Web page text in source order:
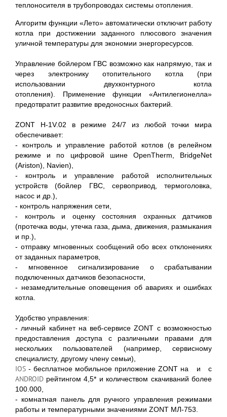
теплоносителя в трубопроводах системы отопления.
Алгоритм функции «Лето» автоматически отключит работу
котла при достижении заданного плюсового значения
уличной температуры для экономии энергоресурсов.
Управление бойлером ГВС возможно как напрямую, так и
через электронику отопительного котла (при
использовании двухконтурного котла
отопления). Применение функции «Антилегионелла»
предотвратит развитие вредоносных бактерий.
ZONT H-1V.02 в режиме 24/7 из любой точки мира
обеспечивает:
- контроль и управление работой котлов (в релейном
режиме и по цифровой шине OpenTherm, BridgeNet
(Ariston), Navien),
- контроль и управление работой исполнительных
устройств (бойлер ГВС, сервопривод, термоголовка,
насос и др.),
- контроль напряжения сети,
- контроль и оценку состояния охранных датчиков
(протечка воды, утечка газа, дыма, движения, размыкания
и пр.),
- отправку мгновенных сообщений обо всех отклонениях
от заданных параметров,
- мгновенное сигнализирование о срабатывании
подключенных датчиков безопасности,
- незамедлительные оповещения об авариях и ошибках
котла.
Удобство управления:
- личный кабинет на веб-сервисе ZONT с возможностью
предоставления доступа с различными правами для
нескольких пользователей (например, сервисному
специалисту, другому члену семьи),
- бесплатное мобильное приложение ZONT на
IOS и
ANDROID
с
рейтингом 4,5* и количеством скачиваний более
100.000,
- комнатная панель для ручного управления режимами
работы и температурными значениями ZONT МЛ-753.